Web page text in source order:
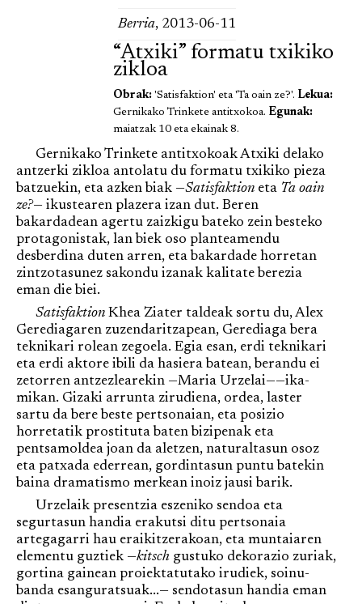
Berria, 2013-06-11
“Atxiki” formatu txikiko
zikloa
Obrak: 'Satisfaktion' eta 'Ta oain ze?'. Lekua:
Gernikako Trinkete antitxokoa. Egunak:
maiatzak 10 eta ekainak 8.
Gernikako Trinkete antitxokoak Atxiki delako
antzerki zikloa antolatu du formatu txikiko pieza
batzuekin, eta azken biak —Satisfaktion eta Ta oain
ze?— ikustearen plazera izan dut. Beren
bakardadean agertu zaizkigu bateko zein besteko
protagonistak, lan biek oso planteamendu
desberdina duten arren, eta bakardade horretan
zintzotasunez sakondu izanak kalitate berezia
eman die biei.
Satisfaktion Khea Ziater taldeak sortu du, Alex
Gerediagaren zuzendaritzapean, Gerediaga bera
teknikari rolean zegoela. Egia esan, erdi teknikari
eta erdi aktore ibili da hasiera batean, berandu ei
zetorren antzezlearekin —Maria Urzelai——ika-
mikan. Gizaki arrunta zirudiena, ordea, laster
sartu da bere beste pertsonaian, eta posizio
horretatik prostituta baten bizipenak eta
pentsamoldea joan da aletzen, naturaltasun osoz
eta patxada ederrean, gordintasun puntu batekin
baina dramatismo merkean inoiz jausi barik.
Urzelaik presentzia eszeniko sendoa eta
segurtasun handia erakutsi ditu pertsonaia
artegagarri hau eraikitzerakoan, eta muntaiaren
elementu guztiek —kitsch gustuko dekorazio zuriak,
gortina gainean proiektatutako irudiek, soinu-
banda esanguratsuak...— sendotasun handia eman